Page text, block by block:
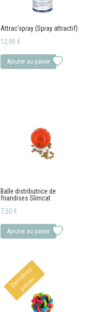
Attrac’spray (Spray attractif)
12,90 €
Ajouter au panier
Balle distributrice de
friandises Slimcat
7,50 €
Ajouter au panier
D
e
r
n
i
è
r
e
s
p
i
è
c
e
s